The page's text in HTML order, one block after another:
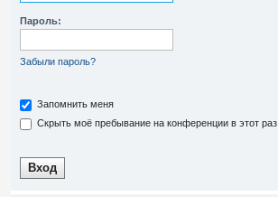
Пароль:
Забыли пароль?
Запомнить меня
Скрыть моё пребывание на конференции в этот раз